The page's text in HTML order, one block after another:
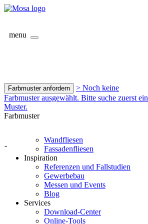
menu
Farbmuster anfordern
> Noch keine
Farbmuster ausgewählt. Bitte suche zuerst ein
Muster.
Farbmuster
-
Wandfliesen
Fassadenfliesen
Inspiration
Referenzen und Fallstudien
Gewerbebau
Messen und Events
Blog
Services
Download-Center
Online-Tools